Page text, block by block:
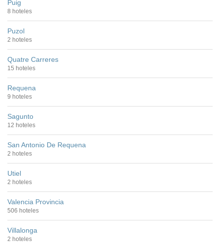
Puig
8 hoteles
Puzol
2 hoteles
Quatre Carreres
15 hoteles
Requena
9 hoteles
Sagunto
12 hoteles
San Antonio De Requena
2 hoteles
Utiel
2 hoteles
Valencia Provincia
506 hoteles
Villalonga
2 hoteles